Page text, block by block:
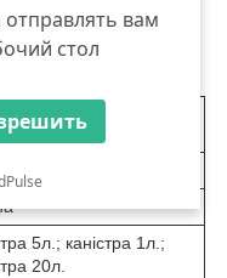
вам
стол
для підживлення
вегетації. Легко
формі.
етаноламін), 15 %
Хімпром"
5л.; каністра 1л.;
20л.